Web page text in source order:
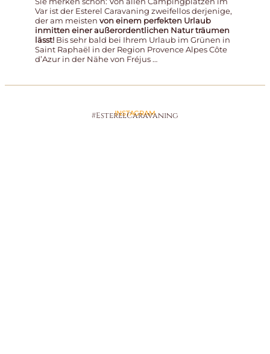
Var ist der Esterel Caravaning zweifellos derjenige,
der am meisten von einem perfekten Urlaub
inmitten einer außerordentlichen Natur träumen
lässt! Bis sehr bald bei Ihrem Urlaub im Grünen in
Saint Raphaël in der Region Provence Alpes Côte
d’Azur in der Nähe von Fréjus …
INSTAGRAM
#EsterelCaravaning